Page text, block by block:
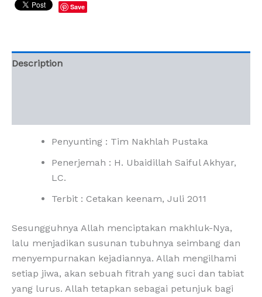
Save
Description
Penyunting : Tim Nakhlah Pustaka
Penerjemah : H. Ubaidillah Saiful Akhyar,
LC.
Terbit : Cetakan keenam, Juli 2011
Sesungguhnya Allah menciptakan makhluk-Nya,
lalu menjadikan susunan tubuhnya seimbang dan
menyempurnakan kejadiannya. Allah mengilhami
setiap jiwa, akan sebuah fitrah yang suci dan tabiat
yang lurus. Allah tetapkan sebagai petunjuk bagi